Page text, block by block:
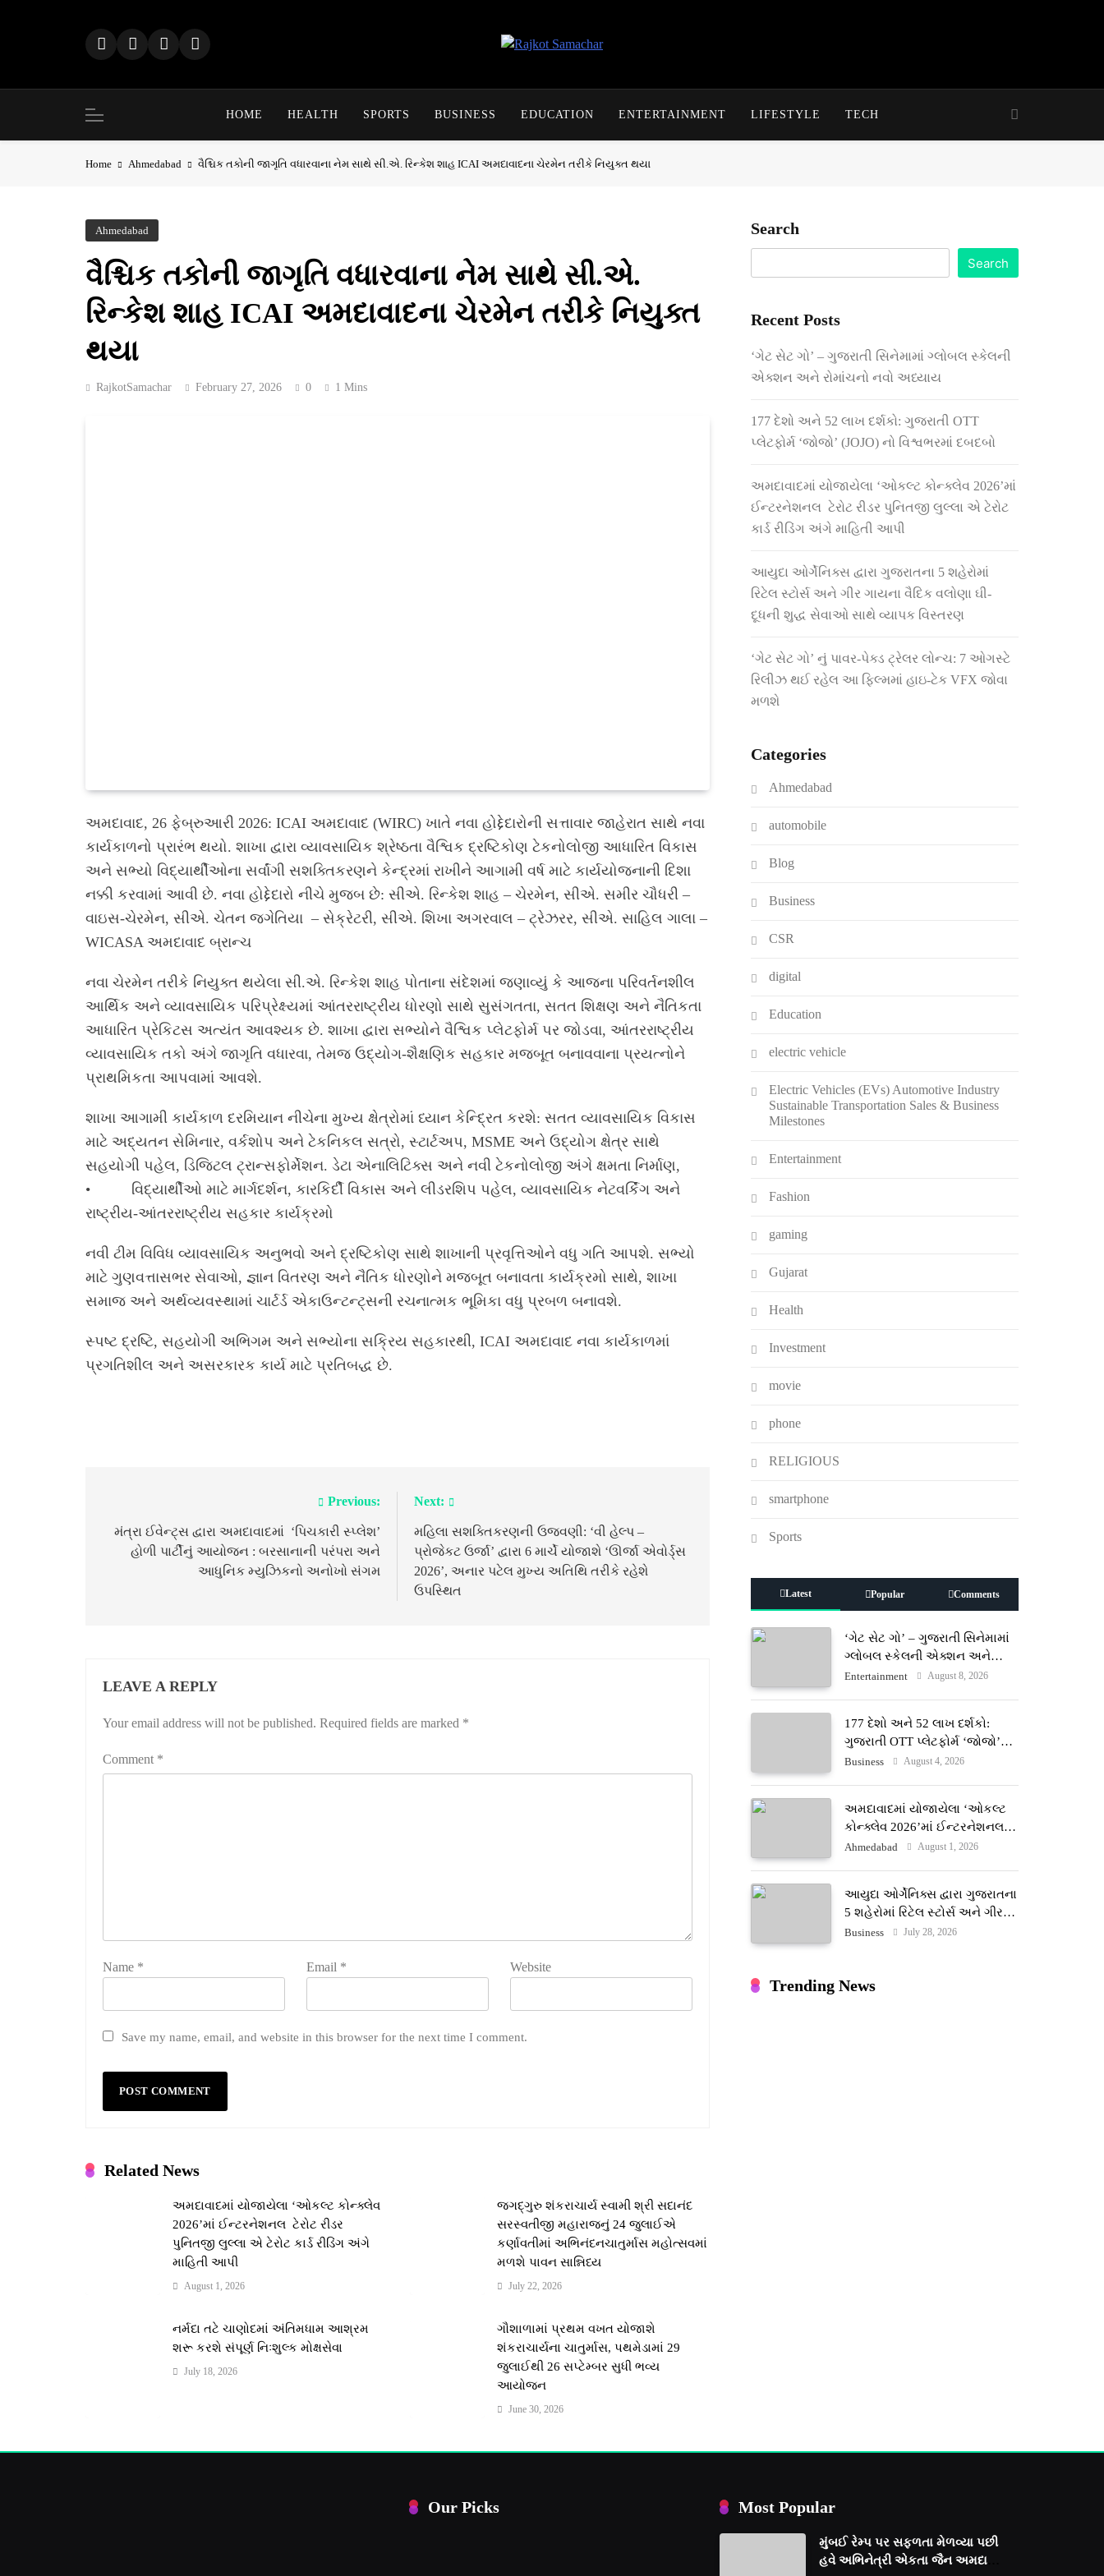
HOME HEALTH SPORTS BUSINESS EDUCATION ENTERTAINMENT LIFESTYLE TECH
Home Ahmedabad વૈશ્ચિક તકોની જાગૃતિ વધારવાના નેમ સાથે સી.એ. રિન્કેશ શાહ ICAI અમદાવાદના ચેરમેન તરીકે નિયુક્ત થયા
Ahmedabad
વૈશ્ચિક તકોની જાગૃતિ વધારવાના નેમ સાથે સી.એ.
રિન્કેશ શાહ ICAI અમદાવાદના ચેરમેન તરીકે નિયુક્ત
થયા
RajkotSamachar February 27, 2026 0 1 Mins
અમદાવાદ, 26 ફેબ્રુઆરી 2026: ICAI અમદાવાદ (WIRC) ખાતે નવા હોદ્દેદારોની સત્તાવાર જાહેરાત સાથે નવા
કાર્યકાળનો પ્રારંભ થયો. શાખા દ્વારા વ્યાવસાયિક શ્રેષ્ઠતા વૈશ્વિક દ્રષ્ટિકોણ ટેકનોલોજી આધારિત વિકાસ
અને સભ્યો વિદ્યાર્થીઓના સર્વાંગી સશક્તિકરણને કેન્દ્રમાં રાખીને આગામી વર્ષ માટે કાર્યયોજનાની દિશા
નક્કી કરવામાં આવી છે. નવા હોદ્દેદારો નીચે મુજબ છે: સીએ. રિન્કેશ શાહ – ચેરમેન, સીએ. સમીર ચૌધરી –
વાઇસ-ચેરમેન, સીએ. ચેતન જગેતિયા – સેક્રેટરી, સીએ. શિખા અગરવાલ – ટ્રેઝરર, સીએ. સાહિલ ગાલા –
WICASA અમદાવાદ બ્રાન્ચ
નવા ચેરમેન તરીકે નિયુક્ત થયેલા સી.એ. રિન્કેશ શાહ પોતાના સંદેશમાં જણાવ્યું કે આજના પરિવર્તનશીલ
આર્થિક અને વ્યાવસાયિક પરિપ્રેક્ષ્યમાં આંતરરાષ્ટ્રીય ધોરણો સાથે સુસંગતતા, સતત શિક્ષણ અને નૈતિકતા
આધારિત પ્રેકિટસ અત્યંત આવશ્યક છે. શાખા દ્વારા સભ્યોને વૈશ્વિક પ્લેટફોર્મ પર જોડવા, આંતરરાષ્ટ્રીય
વ્યાવસાયિક તકો અંગે જાગૃતિ વધારવા, તેમજ ઉદ્યોગ-શૈક્ષણિક સહકાર મજબૂત બનાવવાના પ્રયત્નોને
પ્રાથમિકતા આપવામાં આવશે.
શાખા આગામી કાર્યકાળ દરમિયાન નીચેના મુખ્ય ક્ષેત્રોમાં ધ્યાન કેન્દ્રિત કરશે: સતત વ્યાવસાયિક વિકાસ
માટે અદ્યતન સેમિનાર, વર્કશોપ અને ટેકનિકલ સત્રો, સ્ટાર્ટઅપ, MSME અને ઉદ્યોગ ક્ષેત્ર સાથે
સહયોગી પહેલ, ડિજિટલ ટ્રાન્સફોર્મેશન. ડેટા એનાલિટિક્સ અને નવી ટેકનોલોજી અંગે ક્ષમતા નિર્માણ,
• વિદ્યાર્થીઓ માટે માર્ગદર્શન, કારકિર્દી વિકાસ અને લીડરશિપ પહેલ, વ્યાવસાયિક નેટવર્કિંગ અને
રાષ્ટ્રીય-આંતરરાષ્ટ્રીય સહકાર કાર્યક્રમો
નવી ટીમ વિવિધ વ્યાવસાયિક અનુભવો અને દ્રષ્ટિકોણ સાથે શાખાની પ્રવૃત્તિઓને વધુ ગતિ આપશે. સભ્યો
માટે ગુણવત્તાસભર સેવાઓ, જ્ઞાન વિતરણ અને નૈતિક ધોરણોને મજબૂત બનાવતા કાર્યક્રમો સાથે, શાખા
સમાજ અને અર્થવ્યવસ્થામાં ચાર્ટર્ડ એકાઉન્ટન્ટ્સની રચનાત્મક ભૂમિકા વધુ પ્રબળ બનાવશે.
સ્પષ્ટ દ્રષ્ટિ, સહયોગી અભિગમ અને સભ્યોના સક્રિય સહકારથી, ICAI અમદાવાદ નવા કાર્યકાળમાં
પ્રગતિશીલ અને અસરકારક કાર્ય માટે પ્રતિબદ્ધ છે.
navigation
Previous:
મંત્રા ઈવેન્ટ્સ દ્વારા અમદાવાદમાં ‘પિચકારી સ્પ્લેશ’
હોળી પાર્ટીનું આયોજન : બરસાનાની પરંપરા અને
આધુનિક મ્યુઝિકનો અનોખો સંગમ
Next:
મહિલા સશક્તિકરણની ઉજવણી: ‘વી હેલ્પ –
પ્રોજેકટ ઉર્જા’ દ્વારા 6 માર્ચે યોજાશે ‘ઊર્જા એવોર્ડ્સ
2026’, અનાર પટેલ મુખ્ય અતિથિ તરીકે રહેશે
ઉપસ્થિત
LEAVE A REPLY
Your email address will not be published. Required fields are marked *
Comment *
Name * Email * Website
Save my name, email, and website in this browser for the next time I comment.
Related News
અમદાવાદમાં યોજાયેલા ‘ઓકલ્ટ કોન્ક્લેવ
2026’માં ઈન્ટરનેશનલ ટેરોટ રીડર
પુનિતજી લુલ્લા એ ટેરોટ કાર્ડ રીડિંગ અંગે
માહિતી આપી
August 1, 2026
જગદ્ગુરુ શંકરાચાર્ય સ્વામી શ્રી સદાનંદ
સરસ્વતીજી મહારાજનું 24 જુલાઈએ
કર્ણાવતીમાં અભિનંદનચાતુર્માસ મહોત્સવમાં
મળશે પાવન સાન્નિધ્ય
July 22, 2026
નર્મદા તટે ચાણોદમાં અંતિમધામ આશ્રમ
શરૂ કરશે સંપૂર્ણ નિઃશુલ્ક મોક્ષસેવા
July 18, 2026
ગૌશાળામાં પ્રથમ વખત યોજાશે
શંકરાચાર્યના ચાતુર્માસ, પથમેડામાં 29
જુલાઈથી 26 સપ્ટેમ્બર સુધી ભવ્ય
આયોજન
June 30, 2026
Search
Search
Recent Posts
‘ગેટ સેટ ગો’ – ગુજરાતી સિનેમામાં ગ્લોબલ સ્કેલની
એક્શન અને રોમાંચનો નવો અધ્યાય
177 દેશો અને 52 લાખ દર્શકો: ગુજરાતી OTT
પ્લેટફોર્મ ‘જોજો’ (JOJO) નો વિશ્વભરમાં દબદબો
અમદાવાદમાં યોજાયેલા ‘ઓકલ્ટ કોન્ક્લેવ 2026’માં
ઈન્ટરનેશનલ ટેરોટ રીડર પુનિતજી લુલ્લા એ ટેરોટ
કાર્ડ રીડિંગ અંગે માહિતી આપી
આયુદા ઓર્ગેનિક્સ દ્વારા ગુજરાતના 5 શહેરોમાં
રિટેલ સ્ટોર્સ અને ગીર ગાયના વૈદિક વલોણા ઘી-
દૂધની શુદ્ધ સેવાઓ સાથે વ્યાપક વિસ્તરણ
‘ગેટ સેટ ગો’ નું પાવર-પેક્ડ ટ્રેલર લોન્ચ: 7 ઓગસ્ટે
રિલીઝ થઈ રહેલ આ ફિલ્મમાં હાઇ-ટેક VFX જોવા
મળશે
Categories
Ahmedabad
automobile
Blog
Business
CSR
digital
Education
electric vehicle
Electric Vehicles (EVs) Automotive Industry
Sustainable Transportation Sales & Business
Milestones
Entertainment
Fashion
gaming
Gujarat
Health
Investment
movie
phone
RELIGIOUS
smartphone
Sports
Latest Popular Comments
‘ગેટ સેટ ગો’ – ગુજરાતી સિનેમામાં
ગ્લોબલ સ્કેલની એક્શન અને
રોમાંચનો નવો અધ્યાય
Entertainment August 8, 2026
177 દેશો અને 52 લાખ દર્શકો:
ગુજરાતી OTT પ્લેટફોર્મ ‘જોજો’
(JOJO) નો વિશ્વભરમાં દબદબો
Business August 4, 2026
અમદાવાદમાં યોજાયેલા ‘ઓકલ્ટ
કોન્ક્લેવ 2026’માં ઈન્ટરનેશનલ
ટેરોટ રીડર પુનિતજી લુલ્લા એ ટેરોટ
Ahmedabad August 1, 2026
આયુદા ઓર્ગેનિક્સ દ્વારા ગુજરાતના
5 શહેરોમાં રિટેલ સ્ટોર્સ અને ગીર
ગાયના વૈદિક વલોણા ઘી-દૂધની શુદ્ધ
Business July 28, 2026
Trending News
Our Picks Most Popular
મુંબઈ રેમ્પ પર સફળતા મેળવ્યા પછી
હવે અભિનેત્રી એકતા જૈન અમદાવાદ